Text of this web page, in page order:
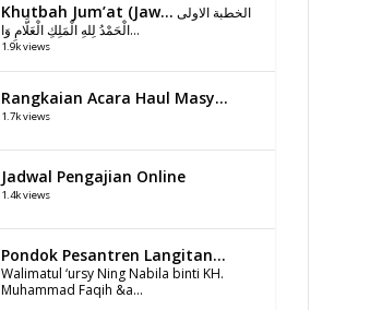
Khutbah Jum’at (Jaw... الخطبة الاولى
الْحَمْدُ لِلهِ الْمَلِكِ الْعَلَّامِ وَا...
1.9k views
Rangkaian Acara Haul Masy...
1.7k views
Jadwal Pengajian Online
1.4k views
Pondok Pesantren Langitan...
Walimatul ‘ursy Ning Nabila binti KH.
Muhammad Faqih &a...